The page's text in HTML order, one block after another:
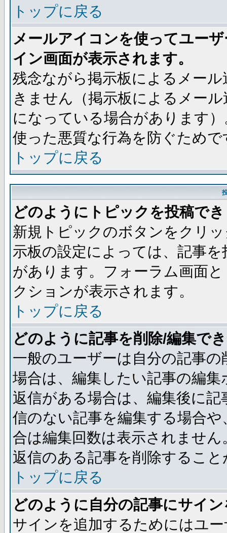
トップに戻る
メールアイコンを使ってユー
イン画面が表示されます。
残念ながら掲示板によるメー
きません（掲示板によるメー
になっている場合があります
使った悪質な行為を防ぐためで
トップに戻る
どのようにトピックを投稿で
新規トピックのボタンをクリ
示板の設定によっては、記事
があります。フォーラム画面
クションが表示されます。
トップに戻る
どのように記事を削除/編集で
一般のユーザーは自分の記事
場合は、編集したい記事の編
返信がある場合は、編集後に
信のない記事を編集する場合
合は編集回数は表示されませ
返信のある記事を削除するこ
トップに戻る
どのように自分の記事にサイ
サインを追加するためにはユ